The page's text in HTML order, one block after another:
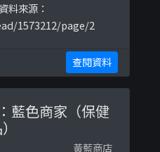
料來源：
1573212/page/2
查閱資料
藍色商家（保健
黃藍商店